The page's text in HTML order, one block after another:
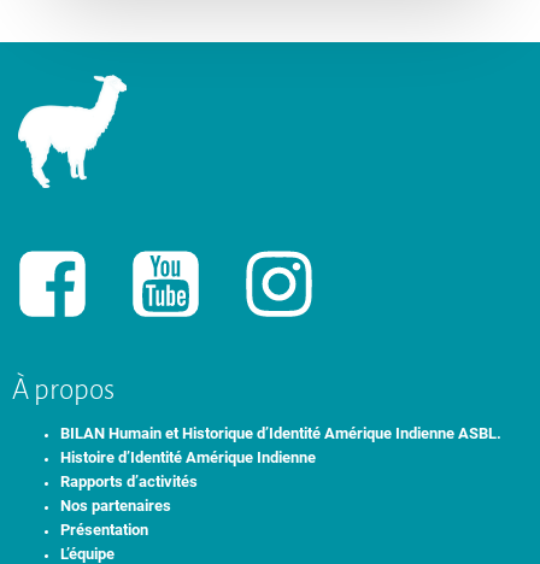
À propos
BILAN Humain et Historique d’Identité Amérique Indienne ASBL.
Histoire d’Identité Amérique Indienne
Rapports d’activités
Nos partenaires
Présentation
L’équipe